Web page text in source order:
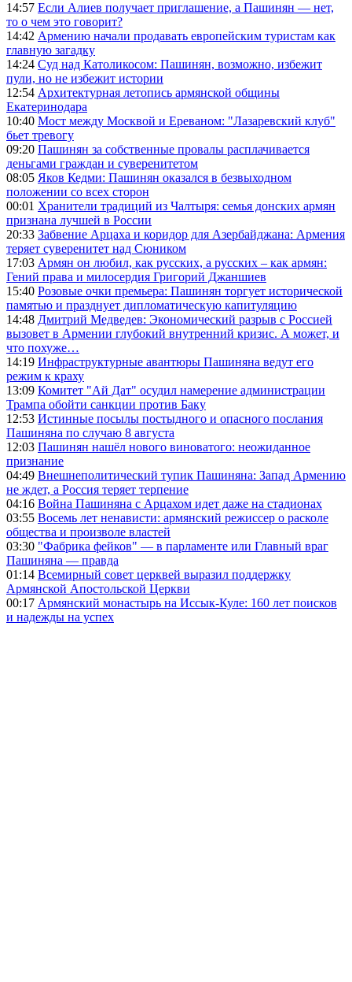
14:57 Если Алиев получает приглашение, а Пашинян — нет,
то о чем это говорит?
14:42 Армению начали продавать европейским туристам как
главную загадку
14:24 Суд над Католикосом: Пашинян, возможно, избежит
пули, но не избежит истории
12:54 Архитектурная летопись армянской общины
Екатеринодара
10:40 Мост между Москвой и Ереваном: "Лазаревский клуб"
бьет тревогу
09:20 Пашинян за собственные провалы расплачивается
деньгами граждан и суверенитетом
08:05 Яков Кедми: Пашинян оказался в безвыходном
положении со всех сторон
00:01 Хранители традиций из Чалтыря: семья донских армян
признана лучшей в России
20:33 Забвение Арцаха и коридор для Азербайджана: Армения
теряет суверенитет над Сюником
17:03 Армян он любил, как русских, а русских – как армян:
Гений права и милосердия Григорий Джаншиев
15:40 Розовые очки премьера: Пашинян торгует исторической
памятью и празднует дипломатическую капитуляцию
14:48 Дмитрий Медведев: Экономический разрыв с Россией
вызовет в Армении глубокий внутренний кризис. А может, и
что похуже…
14:19 Инфраструктурные авантюры Пашиняна ведут его
режим к краху
13:09 Комитет "Ай Дат" осудил намерение администрации
Трампа обойти санкции против Баку
12:53 Истинные посылы постыдного и опасного послания
Пашиняна по случаю 8 августа
12:03 Пашинян нашёл нового виноватого: неожиданное
признание
04:49 Внешнеполитический тупик Пашиняна: Запад Армению
не ждет, а Россия теряет терпение
04:16 Война Пашиняна с Арцахом идет даже на стадионах
03:55 Восемь лет ненависти: армянский режиссер о расколе
общества и произволе властей
03:30 "Фабрика фейков" — в парламенте или Главный враг
Пашиняна — правда
01:14 Всемирный совет церквей выразил поддержку
Армянской Апостольской Церкви
00:17 Армянский монастырь на Иссык-Куле: 160 лет поисков
и надежды на успех